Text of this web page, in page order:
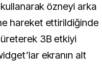
özneyi arka
hareket ettirildiğinde
3B etkiyi
ekranın alt